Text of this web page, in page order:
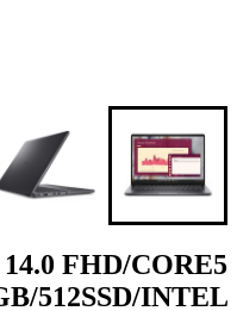
FHD/CORE5
512SSD/INTEL